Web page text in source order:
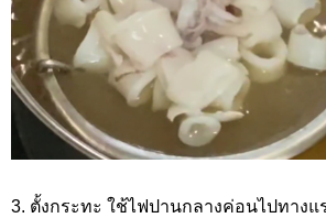
3. ตั้งกระทะ ใช้ไฟปานกลางค่อนไปทางแ